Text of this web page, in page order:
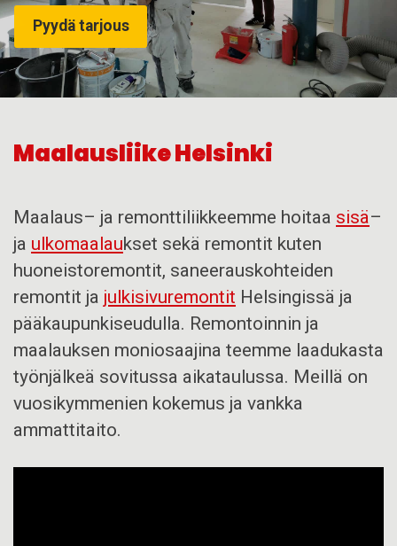
Pyydä tarjous
Maalausliike Helsinki
Maalaus– ja remonttiliikkeemme hoitaa sisä–
ja ulkomaalaukset sekä remontit kuten
huoneistoremontit, saneerauskohteiden
remontit ja julkisivuremontit Helsingissä ja
pääkaupunkiseudulla. Remontoinnin ja
maalauksen moniosaajina teemme laadukasta
työnjälkeä sovitussa aikataulussa. Meillä on
vuosikymmenien kokemus ja vankka
ammattitaito.